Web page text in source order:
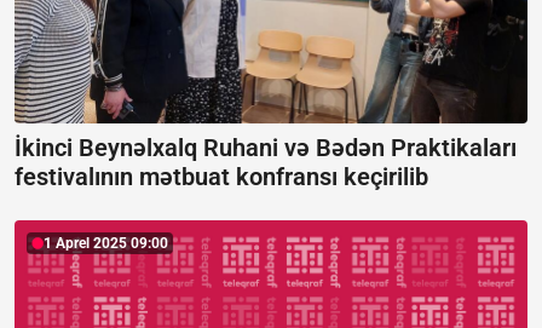
İkinci Beynəlxalq Ruhani və Bədən Praktikaları
festivalının mətbuat konfransı keçirilib
1 Aprel 2025 09:00